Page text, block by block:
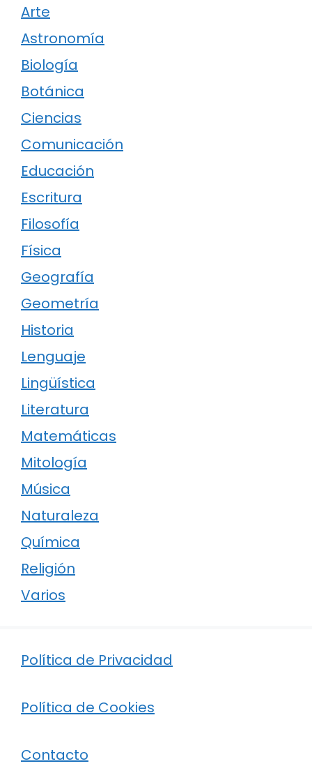
Arte
Astronomía
Biología
Botánica
Ciencias
Comunicación
Educación
Escritura
Filosofía
Física
Geografía
Geometría
Historia
Lenguaje
Lingüística
Literatura
Matemáticas
Mitología
Música
Naturaleza
Química
Religión
Varios
Política de Privacidad
Política de Cookies
Contacto